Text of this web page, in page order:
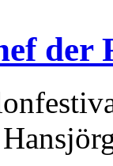
der